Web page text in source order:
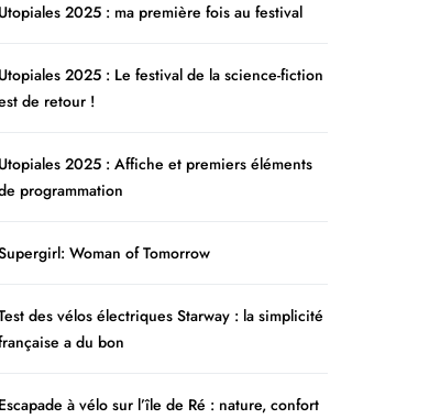
Utopiales 2025 : ma première fois au festival
Utopiales 2025 : Le festival de la science-fiction
de retour !
Utopiales 2025 : Affiche et premiers éléments
programmation
Woman of Tomorrow
des vélos électriques Starway : la simplicité
a du bon
Escapade à vélo sur l’île de Ré : nature, confort